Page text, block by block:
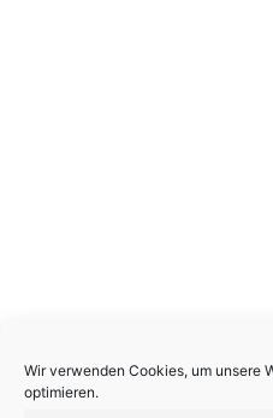
Wir verwenden Cookies, um unsere
optimieren.